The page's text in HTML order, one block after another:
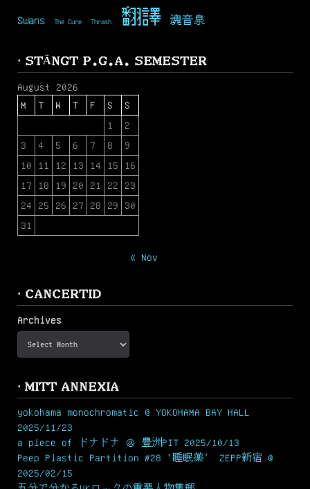
Swans The Cure Thrash 翻譯 魂音泉
· STÄNGT P.G.A. SEMESTER
August 2026
M
T W T F S
S
1
2
3
4 5 6 7 8
9
10
11 12 13 14 15
16
17
18 19 20 21 22
23
24
25 26 27 28 29
30
31
« Nov
· CANCERTID
Archives
· MITT ANNEXIA
yokohama monochromatic @ YOKOHAMA BAY HALL
2025/11/23
a piece of ドナドナ ＠ 豊洲PIT 2025/10/13
Peep Plastic Partition #28 ‘睡眠薬’ ZEPP新宿 @
2025/02/15